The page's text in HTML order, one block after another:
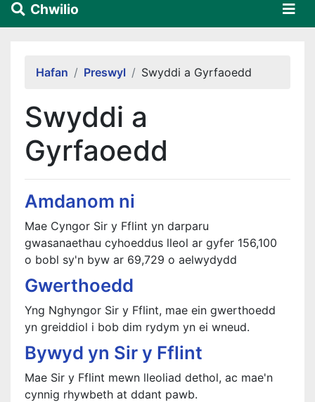
Chwilio
Hafan Preswyl Swyddi a Gyrfaoedd
Swyddi a
Gyrfaoedd
Amdanom ni
Mae Cyngor Sir y Fflint yn darparu
gwasanaethau cyhoeddus lleol ar gyfer 156,100
o bobl sy'n byw ar 69,729 o aelwydydd
Gwerthoedd
Yng Nghyngor Sir y Fflint, mae ein gwerthoedd
yn greiddiol i bob dim rydym yn ei wneud.
Bywyd yn Sir y Fflint
Mae Sir y Fflint mewn lleoliad dethol, ac mae'n
cynnig rhywbeth at ddant pawb.